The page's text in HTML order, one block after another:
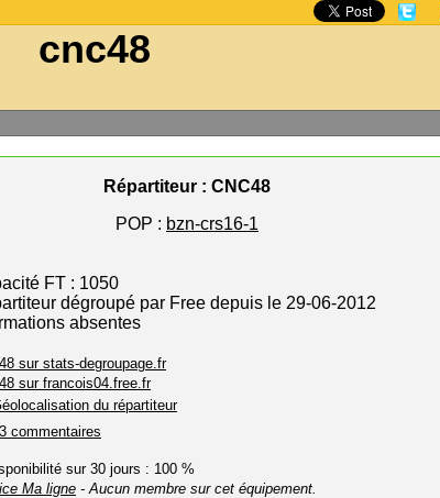
cnc48
Répartiteur : CNC48
POP : bzn-crs16-1
FT : 1050
dégroupé par Free depuis le 29-06-2012
absentes
sur stats-degroupage.fr
sur francois04.free.fr
du répartiteur
commentaires
sur 30 jours : 100 %
Ma ligne - Aucun membre sur cet équipement.